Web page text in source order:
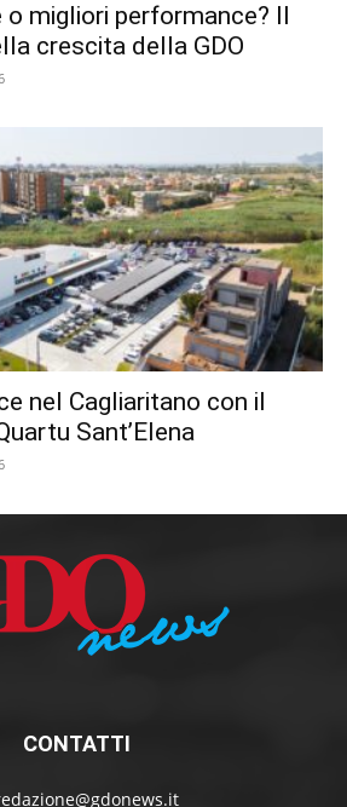
o migliori performance? Il
crescita della GDO
nel Cagliaritano con il
Sant’Elena
CONTATTI